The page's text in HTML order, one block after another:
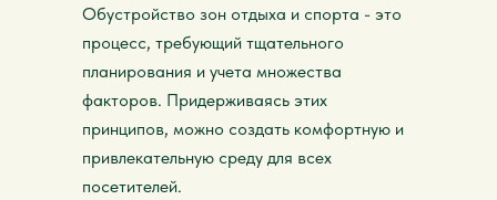
Обустройство зон отдыха и спорта - это
процесс, требующий тщательного
планирования и учета множества
факторов. Придерживаясь этих
принципов, можно создать комфортную и
привлекательную среду для всех
посетителей.